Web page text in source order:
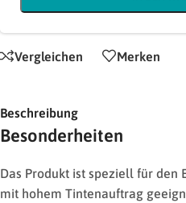
Vergleichen Merken
Beschreibung
Besonderheiten
Das Produkt ist speziell für den
mit hohem Tintenauftrag